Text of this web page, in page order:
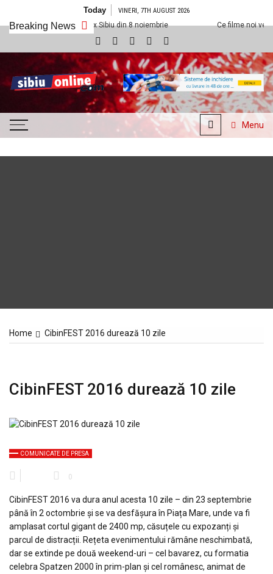
Today VINERI, 7TH AUGUST 2026
Breaking News
Cineplexx Sibiu din 8 noiembrie Ce filme noi vedem la Cineplexx
SibiuOnline.com
… locatii si evenimente din
Sibiu!!!
Menu
Home CibinFEST 2016 durează 10 zile
CibinFEST 2016 durează 10 zile
COMUNICATE DE PRESA
0
CibinFEST 2016 va dura anul acesta 10 zile – din 23 septembrie
până în 2 octombrie și se va desfășura în Piața Mare, unde va fi
amplasat cortul gigant de 2400 mp, căsuțele cu expozanți și
parcul de distracții. Rețeta evenimentului rămâne neschimbată,
dar se extinde pe două weekend-uri – cel bavarez, cu formatia
celebra Spatzen 2000 în prim-plan și cel românesc, animat de